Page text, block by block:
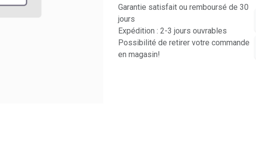
Garantie satisfait ou remboursé de 30
jours
Expédition : 2-3 jours ouvrables
Possibilité de retirer votre commande
en magasin!